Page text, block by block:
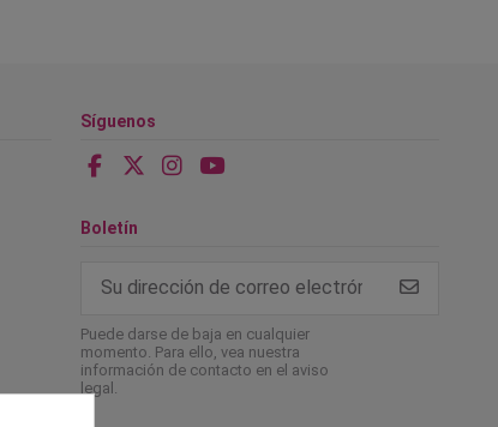
Síguenos
Boletín
Puede darse de baja en cualquier
momento. Para ello, vea nuestra
información de contacto en el aviso
legal.